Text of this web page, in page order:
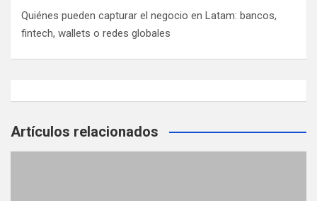
Quiénes pueden capturar el negocio en Latam: bancos,
fintech, wallets o redes globales
Artículos relacionados